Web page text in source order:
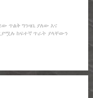
ጥልቅ ግንዛቤ ያለው እና
ከፍተኛ ጥራት ያላቸውን